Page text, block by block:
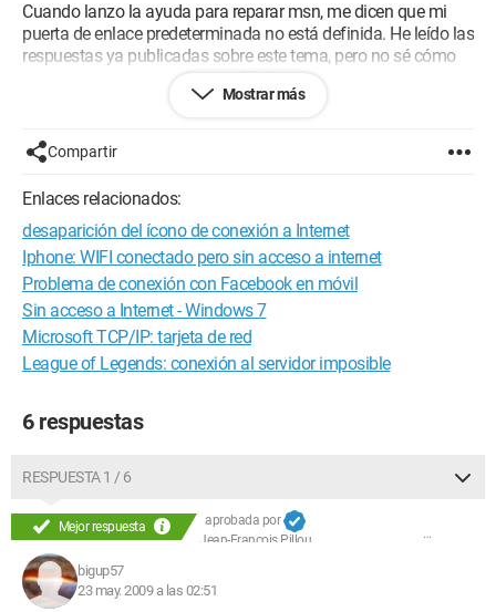
Cuando lanzo la ayuda para reparar msn, me dicen que mi
puerta de enlace predeterminada no está definida. He leído las
respuestas ya publicadas sobre este tema, pero no sé cómo
definir mi puerta de enlace... ¿Alguien puede ayudarme
guiándome paso a paso?
Gracias de antemano ;-)
Configuración: Portátil ACER Windows XP
Mostrar más
Compartir
Enlaces relacionados:
desaparición del ícono de conexión a Internet
Iphone: WIFI conectado pero sin acceso a internet
Problema de conexión con Facebook en móvil
Sin acceso a Internet - Windows 7
Microsoft TCP/IP: tarjeta de red
League of Legends: conexión al servidor imposible
6 respuestas
RESPUESTA 1 / 6
Mejor respuesta
aprobada por
Jean-François Pillou
bigup57
23 may. 2009 a las 02:51